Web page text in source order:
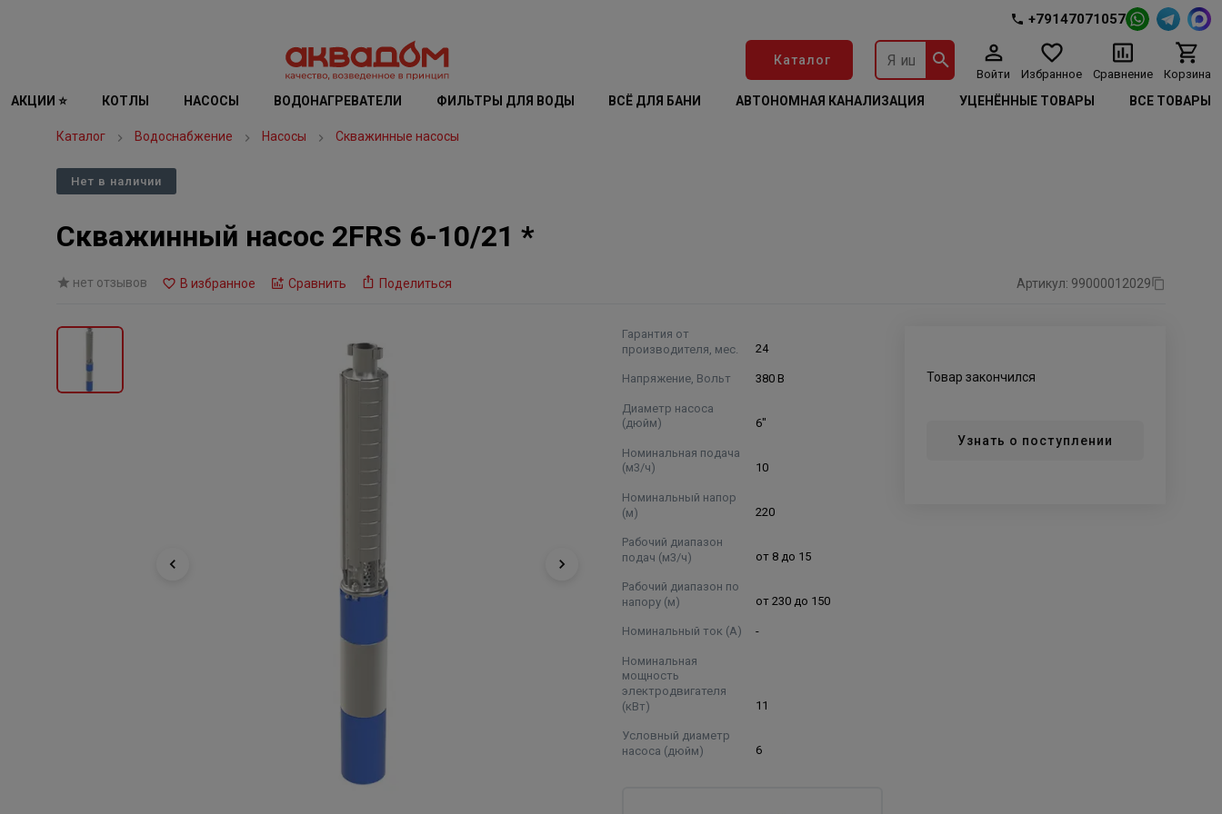
+79147071057
Каталог
Войти Избранное Сравнение Корзина
АКЦИИ ⭐ КОТЛЫ НАСОСЫ ВОДОНАГРЕВАТЕЛИ ФИЛЬТРЫ ДЛЯ ВОДЫ ВСЁ ДЛЯ БАНИ АВТОНОМНАЯ КАНАЛИЗАЦИЯ УЦЕНЁННЫЕ ТОВАРЫ ВСЕ ТОВАРЫ
Каталог Водоснабжение Насосы Скважинные насосы
Нет в наличии
Скважинный насос 2FRS 6-10/21 *
нет отзывов В избранное Сравнить Поделиться Артикул: 99000012029
Гарантия от
производителя, мес.
24
Напряжение, Вольт 380 В
Диаметр насоса
(дюйм)
6"
Номинальная подача
(м3/ч)
10
Номинальный напор
(м)
220
Рабочий диапазон
подач (м3/ч)
от 8 до 15
Рабочий диапазон по
напору (м)
от 230 до 150
Номинальный ток (А) -
Номинальная
мощность
электродвигателя
(кВт)
11
Условный диаметр
насоса (дюйм)
6
Товар закончился
Узнать о поступлении